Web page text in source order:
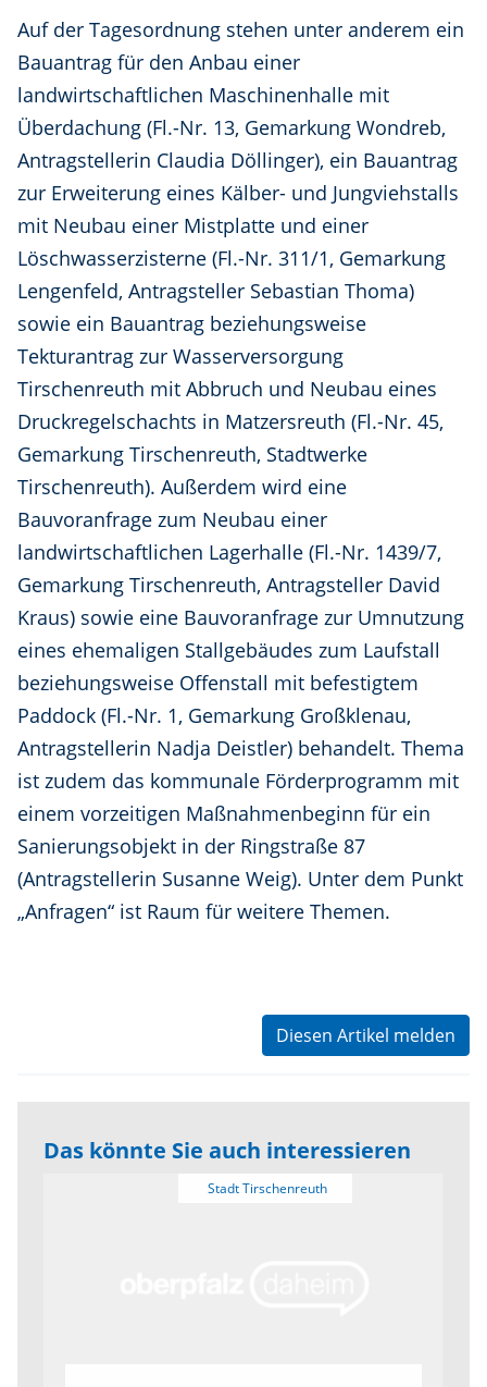
Auf der Tagesordnung stehen unter anderem ein
Bauantrag für den Anbau einer
landwirtschaftlichen Maschinenhalle mit
Überdachung (Fl.-Nr. 13, Gemarkung Wondreb,
Antragstellerin Claudia Döllinger), ein Bauantrag
zur Erweiterung eines Kälber- und Jungviehstalls
mit Neubau einer Mistplatte und einer
Löschwasserzisterne (Fl.-Nr. 311/1, Gemarkung
Lengenfeld, Antragsteller Sebastian Thoma)
sowie ein Bauantrag beziehungsweise
Tekturantrag zur Wasserversorgung
Tirschenreuth mit Abbruch und Neubau eines
Druckregelschachts in Matzersreuth (Fl.-Nr. 45,
Gemarkung Tirschenreuth, Stadtwerke
Tirschenreuth). Außerdem wird eine
Bauvoranfrage zum Neubau einer
landwirtschaftlichen Lagerhalle (Fl.-Nr. 1439/7,
Gemarkung Tirschenreuth, Antragsteller David
Kraus) sowie eine Bauvoranfrage zur Umnutzung
eines ehemaligen Stallgebäudes zum Laufstall
beziehungsweise Offenstall mit befestigtem
Paddock (Fl.-Nr. 1, Gemarkung Großklenau,
Antragstellerin Nadja Deistler) behandelt. Thema
ist zudem das kommunale Förderprogramm mit
einem vorzeitigen Maßnahmenbeginn für ein
Sanierungsobjekt in der Ringstraße 87
(Antragstellerin Susanne Weig). Unter dem Punkt
„Anfragen“ ist Raum für weitere Themen.
Diesen Artikel melden
Das könnte Sie auch interessieren
Stadt Tirschenreuth